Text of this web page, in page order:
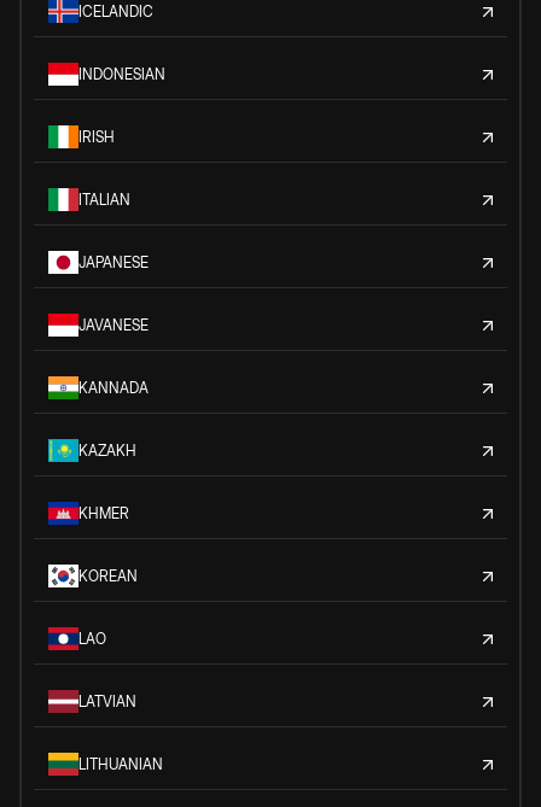
ICELANDIC
INDONESIAN
IRISH
ITALIAN
JAPANESE
JAVANESE
KANNADA
KAZAKH
KHMER
KOREAN
LAO
LATVIAN
LITHUANIAN